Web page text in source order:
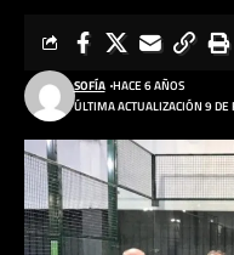
ÚLTIMA ACTUALIZACIÓN 9
SOFÍA HACE 6 AÑOS